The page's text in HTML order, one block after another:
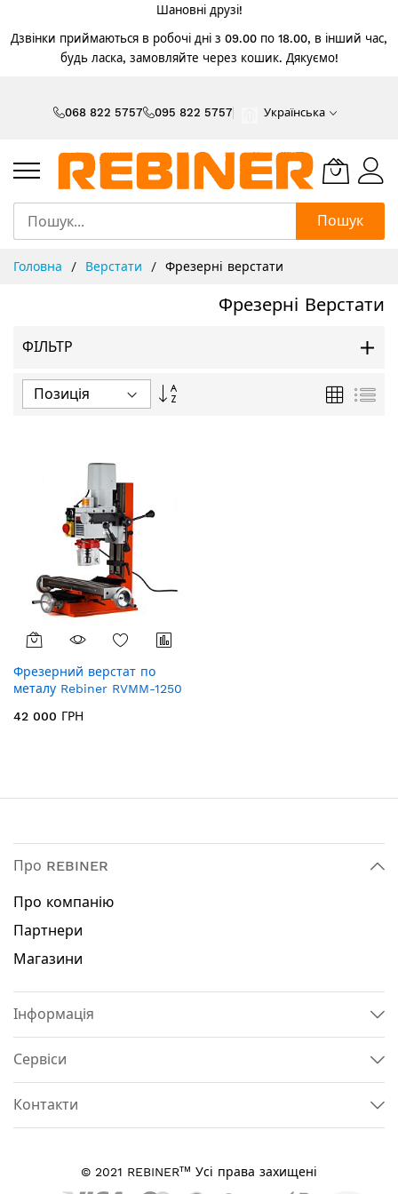
Шановні друзі!
Дзвінки приймаються в робочі дні з 09.00 по 18.00, в інший час,
будь ласка, замовляйте через кошик. Дякуємо!
068 822 5757 095 822 5757 Українська
Пошук
Головна Верстати Фрезерні верстати
Фрезерні Верстати
ФІЛЬТР
Сортувати
Таблиця
Фрезерний верстат по
металу Rebiner RVMM-1250
42 000 ГРН
Про REBINER
Про компанію
Партнери
Магазини
Інформація
Сервіси
Контакти
© 2021 REBINERтм Усі права захищені